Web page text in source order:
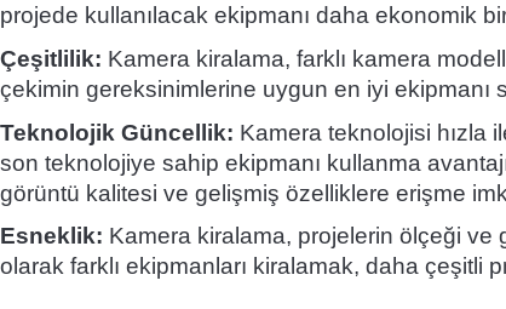
projede kullanılacak ekipmanı daha ekonomik
Çeşitlilik: Kamera kiralama, farklı kamera
çekimin gereksinimlerine uygun en iyi ekipmanı
Teknolojik Güncellik: Kamera teknolojisi hızla
son teknolojiye sahip ekipmanı kullanma
görüntü kalitesi ve gelişmiş özelliklere erişme
Esneklik: Kamera kiralama, projelerin ölçeği ve
olarak farklı ekipmanları kiralamak, daha çeşitli